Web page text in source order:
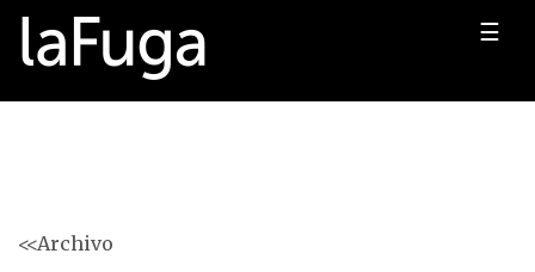
☰
<<Archivo